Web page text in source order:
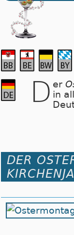
D er
in
DER